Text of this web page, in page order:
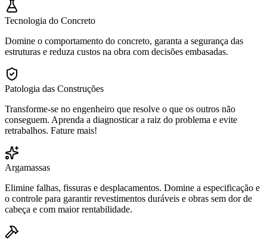
Tecnologia do Concreto
Domine o comportamento do concreto, garanta a segurança das
estruturas e reduza custos na obra com decisões embasadas.
Patologia das Construções
Transforme-se no engenheiro que resolve o que os outros não
conseguem. Aprenda a diagnosticar a raiz do problema e evite
retrabalhos. Fature mais!
Argamassas
Elimine falhas, fissuras e desplacamentos. Domine a especificação e
o controle para garantir revestimentos duráveis e obras sem dor de
cabeça e com maior rentabilidade.